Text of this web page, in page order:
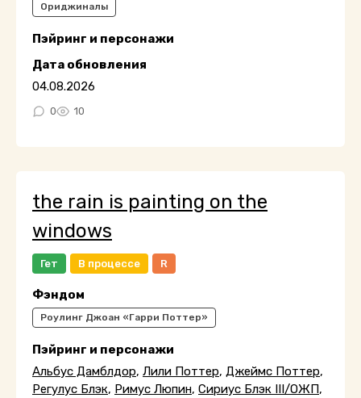
Ориджиналы
Пэйринг и персонажи
Дата обновления
04.08.2026
0 10
the rain is painting on the
windows
Гет В процессе R
Фэндом
Роулинг Джоан «Гарри Поттер»
Пэйринг и персонажи
Альбус Дамблдор, Лили Поттер, Джеймс Поттер,
Регулус Блэк, Римус Люпин, Сириус Блэк III/ОЖП,